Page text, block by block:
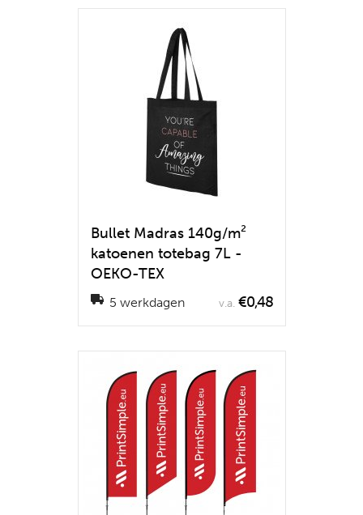
Bullet Madras 140g/m²
katoenen totebag 7L -
OEKO-TEX
5 werkdagen v.a. €0,48